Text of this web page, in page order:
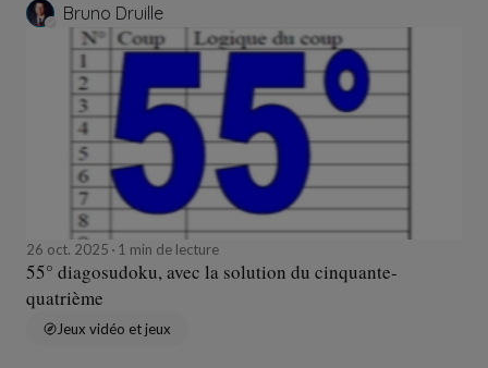
Bruno Druille
26 oct. 2025 1 min de lecture
55° diagosudoku, avec la solution du cinquante-
quatrième
Jeux vidéo et jeux